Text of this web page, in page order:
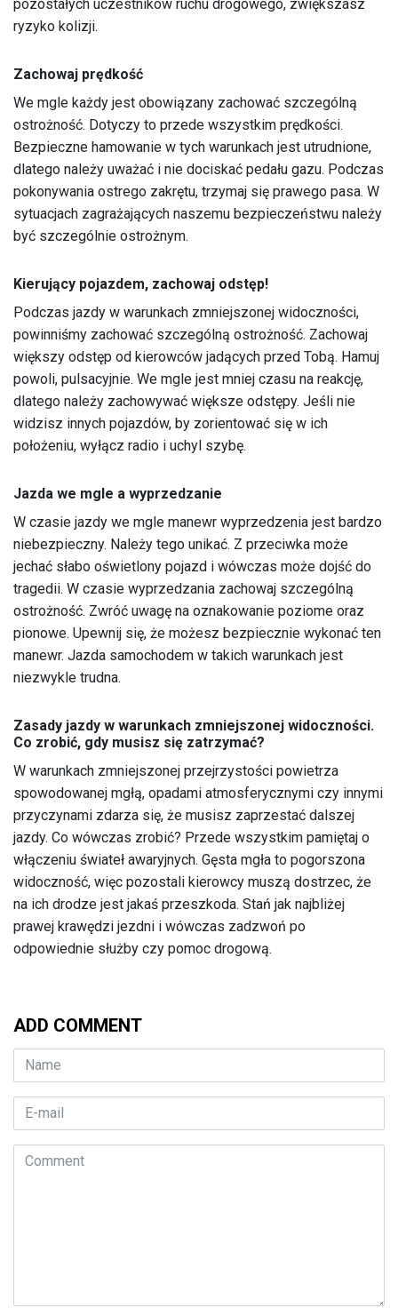
pozostałych uczestników ruchu drogowego, zwiększasz
ryzyko kolizji.
Zachowaj prędkość
We mgle każdy jest obowiązany zachować szczególną
ostrożność. Dotyczy to przede wszystkim prędkości.
Bezpieczne hamowanie w tych warunkach jest utrudnione,
dlatego należy uważać i nie dociskać pedału gazu. Podczas
pokonywania ostrego zakrętu, trzymaj się prawego pasa. W
sytuacjach zagrażających naszemu bezpieczeństwu należy
być szczególnie ostrożnym.
Kierujący pojazdem, zachowaj odstęp!
Podczas jazdy w warunkach zmniejszonej widoczności,
powinniśmy zachować szczególną ostrożność. Zachowaj
większy odstęp od kierowców jadących przed Tobą. Hamuj
powoli, pulsacyjnie. We mgle jest mniej czasu na reakcję,
dlatego należy zachowywać większe odstępy. Jeśli nie
widzisz innych pojazdów, by zorientować się w ich
położeniu, wyłącz radio i uchyl szybę.
Jazda we mgle a wyprzedzanie
W czasie jazdy we mgle manewr wyprzedzenia jest bardzo
niebezpieczny. Należy tego unikać. Z przeciwka może
jechać słabo oświetlony pojazd i wówczas może dojść do
tragedii. W czasie wyprzedzania zachowaj szczególną
ostrożność. Zwróć uwagę na oznakowanie poziome oraz
pionowe. Upewnij się, że możesz bezpiecznie wykonać ten
manewr. Jazda samochodem w takich warunkach jest
niezwykle trudna.
Zasady jazdy w warunkach zmniejszonej widoczności.
Co zrobić, gdy musisz się zatrzymać?
W warunkach zmniejszonej przejrzystości powietrza
spowodowanej mgłą, opadami atmosferycznymi czy innymi
przyczynami zdarza się, że musisz zaprzestać dalszej
jazdy. Co wówczas zrobić? Przede wszystkim pamiętaj o
włączeniu świateł awaryjnych. Gęsta mgła to pogorszona
widoczność, więc pozostali kierowcy muszą dostrzec, że
na ich drodze jest jakaś przeszkoda. Stań jak najbliżej
prawej krawędzi jezdni i wówczas zadzwoń po
odpowiednie służby czy pomoc drogową.
ADD COMMENT